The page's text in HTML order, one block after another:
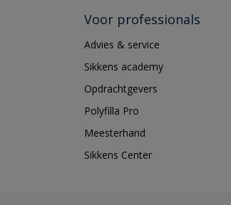
Voor professionals
Advies & service
Sikkens academy
Opdrachtgevers
Polyfilla Pro
Meesterhand
Sikkens Center